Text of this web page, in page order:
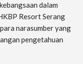
dalam
Resort Serang
narasumber yang
pengetahuan